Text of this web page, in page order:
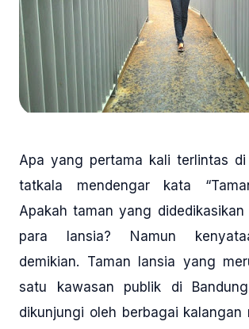
Apa yang pertama kali terlintas
tatkala mendengar kata
Apakah taman yang
para lansia? Namun
demikian. Taman lansia yang
satu kawasan publik di
dikunjungi oleh berbagai kalangan